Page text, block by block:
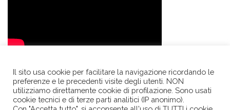
Il sito usa cookie per facilitare la navigazione ricordando le
preferenze e le precedenti visite degli utenti. NON
utilizziamo direttamente cookie di profilazione. Sono usati
cookie tecnici e di terze parti analitici (IP anonimo).